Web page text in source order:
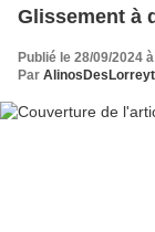
Glissement à
Publié le 28/09/2024
Par